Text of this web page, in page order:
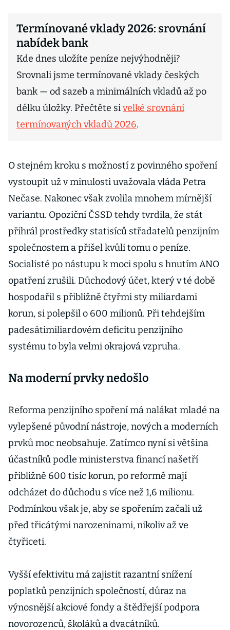
Termínované vklady 2026: srovnání
nabídek bank
Kde dnes uložíte peníze nejvýhodněji?
Srovnali jsme termínované vklady českých
bank — od sazeb a minimálních vkladů až po
délku úložky. Přečtěte sivelké srovnání
termínovaných vkladů 2026.
O stejném kroku s možností z povinného spoření
vystoupit už v minulosti uvažovala vláda Petra
Nečase. Nakonec však zvolila mnohem mírnější
variantu. Opoziční ČSSD tehdy tvrdila, že stát
přihrál prostředky statisíců střadatelů penzijním
společnostem a přišel kvůli tomu o peníze.
Socialisté po nástupu k moci spolu s hnutím ANO
opatření zrušili. Důchodový účet, který v té době
hospodařil s přibližně čtyřmi sty miliardami
korun, si polepšil o 600 milionů. Při tehdejším
padesátimiliardovém deficitu penzijního
systému to byla velmi okrajová vzpruha.
Na moderní prvky nedošlo
Reforma penzijního spoření má nalákat mladé na
vylepšené původní nástroje, nových a moderních
prvků moc neobsahuje. Zatímco nyní si většina
účastníků podle ministerstva financí našetří
přibližně 600 tisíc korun, po reformě mají
odcházet do důchodu s více než 1,6 milionu.
Podmínkou však je, aby se spořením začali už
před třicátými narozeninami, nikoliv až ve
čtyřiceti.
Vyšší efektivitu má zajistit razantní snížení
poplatků penzijních společností, důraz na
výnosnější akciové fondy a štědřejší podpora
novorozenců, školáků a dvacátníků.